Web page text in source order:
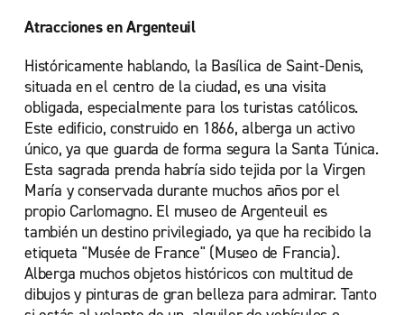
Atracciones en Argenteuil
Históricamente hablando, la Basílica de Saint-Denis,
situada en el centro de la ciudad, es una visita
obligada, especialmente para los turistas católicos.
Este edificio, construido en 1866, alberga un activo
único, ya que guarda de forma segura la Santa Túnica.
Esta sagrada prenda habría sido tejida por la Virgen
María y conservada durante muchos años por el
propio Carlomagno. El museo de Argenteuil es
también un destino privilegiado, ya que ha recibido la
etiqueta "Musée de France" (Museo de Francia).
Alberga muchos objetos históricos con multitud de
dibujos y pinturas de gran belleza para admirar. Tanto